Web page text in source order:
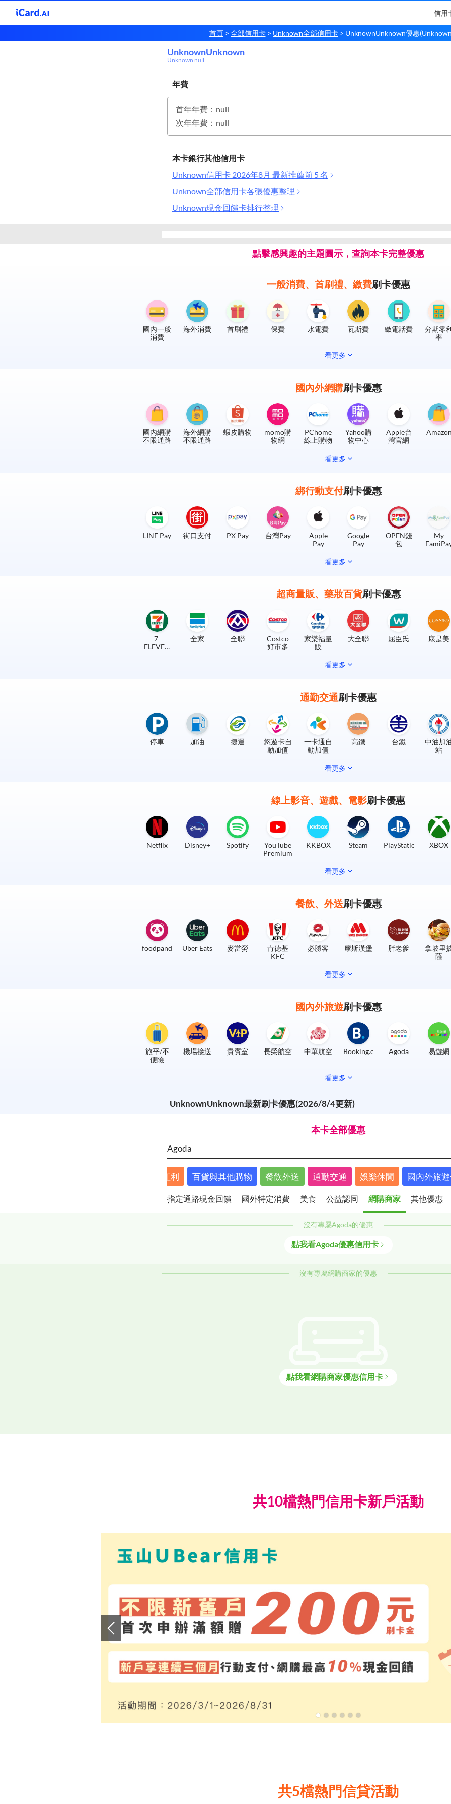
信用
首頁 全部信用卡 Unknown全部信用卡 UnknownUnknown優惠
UnknownUnknown
UnknownUnknown
Unknown null
年費
首年年費：null
次年年費：null
本卡銀行其他信用卡
Unknown信用卡 2026年8月 最新推薦前 5 名
Unknown全部信用卡各張優惠整理
Unknown現金回饋卡排行整理
點擊感興趣的主題圖示，查詢本卡完整優惠
一般消費、首刷禮、繳費刷卡優惠
國內一般
消費
海外消費 首刷禮 保費 水電費 瓦斯費 繳電話費
分期零
率
看更多
國內外網購刷卡優惠
國內網購
不限通路
海外網購
不限通路
蝦皮購物
momo購
物網
PChome
線上購物
Yahoo購
物中心
Apple台
灣官網
Amazon
看更多
綁行動支付刷卡優惠
LINE Pay 街口支付 PX Pay 台灣Pay
Apple
Pay
Google
Pay
OPEN錢
包
My
看更多
超商量販、藥妝百貨刷卡優惠
7-
ELEVEN
全家 全聯
Costco
好市多
家樂福量
販
大全聯 屈臣氏 康是美
看更多
通勤交通刷卡優惠
停車 加油 捷運
悠遊卡自
動加值
一卡通自
動加值
高鐵 台鐵
中油加
站
看更多
線上影音、遊戲、電影刷卡優惠
Netflix Disney+ Spotify
YouTube
Premium
KKBOX Steam PlayStation XBOX
看更多
餐飲、外送刷卡優惠
foodpanda Uber Eats 麥當勞
肯德基
KFC
必勝客 摩斯漢堡 胖老爹
拿坡里
薩
看更多
國內外旅遊刷卡優惠
旅平/不
便險
機場接送 貴賓室 長榮航空 中華航空 Booking.com Agoda 易遊網
看更多
UnknownUnknown最新刷卡優惠(2026/8/4更新)
本卡全部優惠
Agoda
繳費、哩程與紅利 百貨與其他購物 餐飲外送 通勤交通 娛樂休閒 國內外旅
指定通路現金回饋 國外特定消費 美食 公益認同 網購商家
指定通路現金回饋 國外特定消費 美食 公益認同 網購商家 其他優惠
沒有專屬Agoda的優惠
點我看Agoda優惠信用卡
沒有專屬網購商家的優惠
點我看網購商家優惠信用卡
共10檔熱門信用卡新戶活動
共5檔熱門信貸活動